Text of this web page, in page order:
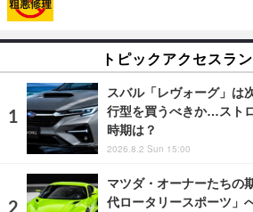
トピックアクセスラ
スバル「レヴォーグ」は
行型を買うべきか…スト
時期は？
2026.8.2 Sun 15:00
マツダ・オーナーたちの
代ロータリースポーツ」